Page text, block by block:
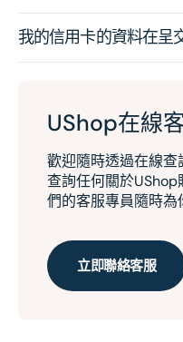
我的信用卡的資料在呈
UShop在線
歡迎隨時透過在線
查詢任何關於
們的客服專員隨時為
立即聯絡客服